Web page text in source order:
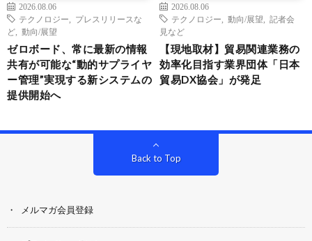
2026.08.06
テクノロジー
プレスリリースな
ど
動向/展望
ゼロボード、常に最新の情報
共有が可能な“動的サプライヤ
ー管理”実現する新システムの
提供開始へ
2026.08.06
テクノロジー
動向/展望
記者会
見など
【現地取材】貿易関連業務の
効率化目指す業界団体「日本
貿易DX協会」が発足
Back to Top
メルマガ会員登録